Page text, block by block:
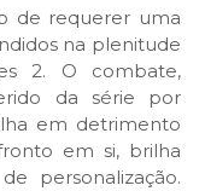
de requerer uma
na plenitude
2. O combate,
da série por
em detrimento
em si, brilha
personalização.